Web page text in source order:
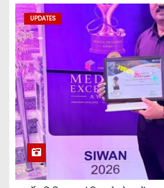
UPDATES